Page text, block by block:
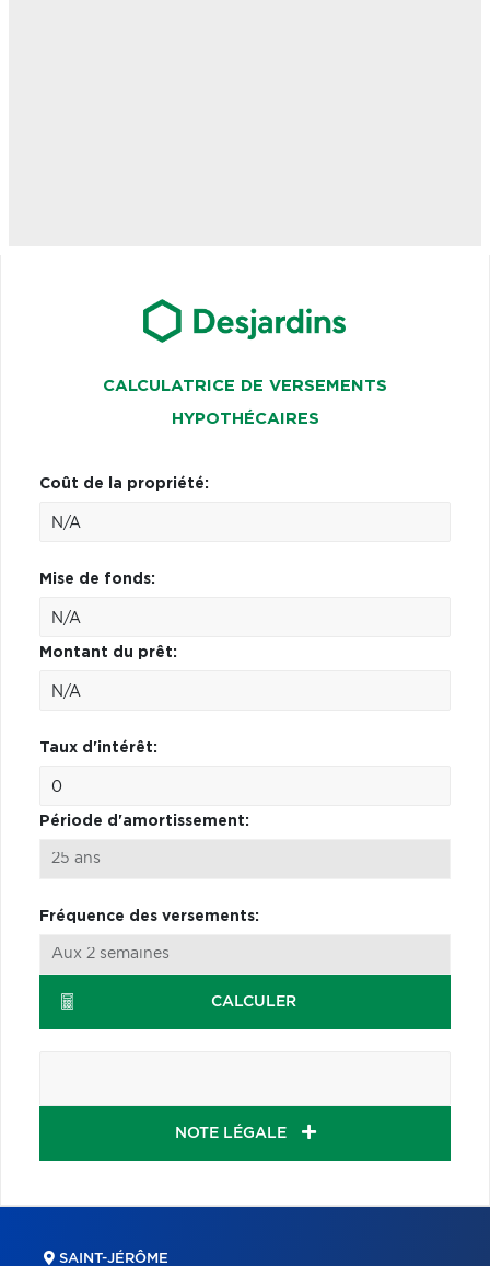
CALCULATRICE DE VERSEMENTS
HYPOTHÉCAIRES
Coût de la propriété:
Mise de fonds:
Montant du prêt:
Taux d'intérêt:
Période d'amortissement:
Fréquence des versements:
CALCULER
NOTE LÉGALE
SAINT-JÉRÔME